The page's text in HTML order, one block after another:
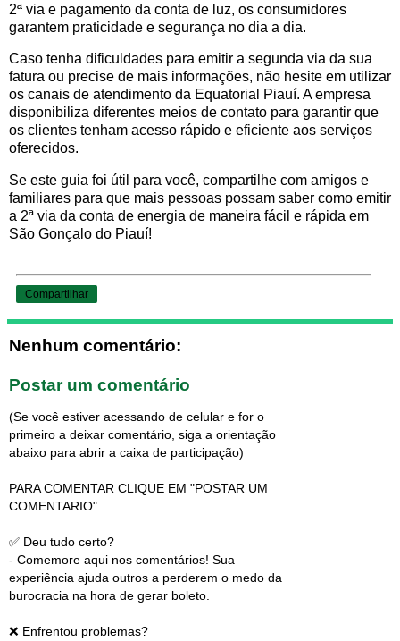
2ª via e pagamento da conta de luz, os consumidores
garantem praticidade e segurança no dia a dia.
Caso tenha dificuldades para emitir a segunda via da sua
fatura ou precise de mais informações, não hesite em utilizar
os canais de atendimento da Equatorial Piauí. A empresa
disponibiliza diferentes meios de contato para garantir que
os clientes tenham acesso rápido e eficiente aos serviços
oferecidos.
Se este guia foi útil para você, compartilhe com amigos e
familiares para que mais pessoas possam saber como emitir
a 2ª via da conta de energia de maneira fácil e rápida em
São Gonçalo do Piauí!
Compartilhar
Nenhum comentário:
Postar um comentário
(Se você estiver acessando de celular e for o
primeiro a deixar comentário, siga a orientação
abaixo para abrir a caixa de participação)
PARA COMENTAR CLIQUE EM "POSTAR UM
COMENTARIO"
✅ Deu tudo certo?
- Comemore aqui nos comentários! Sua
experiência ajuda outros a perderem o medo da
burocracia na hora de gerar boleto.
❌ Enfrentou problemas?